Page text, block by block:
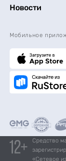
Новости
Мобильное
Средство
«Сетевое